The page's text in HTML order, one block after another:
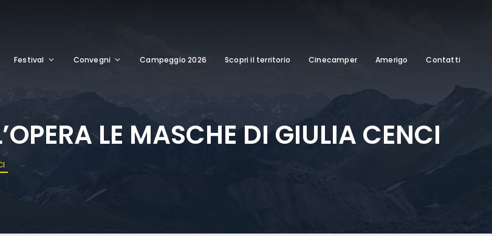
Festival Convegni Campeggio 2026 Scopri il territorio Cinecamper Amerigo Contatti
LE MASCHE DI GIULIA CENCI